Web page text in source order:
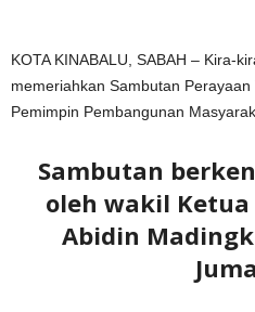
KOTA KINABALU, SABAH – Kira-
memeriahkan Sambutan
Pemimpin Pembangunan
Sambutan
oleh wakil
Abidin